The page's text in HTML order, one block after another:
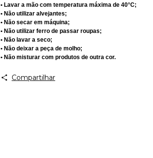
• Lavar a mão com temperatura máxima de 40°C;
• Não utilizar alvejantes;
• Não secar em máquina;
• Não utilizar ferro de passar roupas;
• Não lavar a seco;
• Não deixar a peça de molho;
• Não misturar com produtos de outra cor.
Compartilhar